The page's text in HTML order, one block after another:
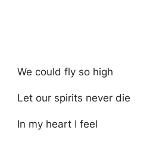
We could fly so high
Let our spirits never die
In my heart I feel